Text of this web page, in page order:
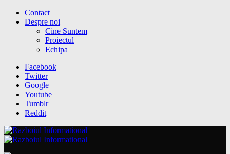
Contact
Despre noi
Cine Suntem
Proiectul
Echipa
Facebook
Twitter
Google+
Youtube
Tumblr
Reddit